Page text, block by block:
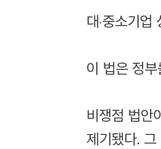
대‧중소기
이 법은 정
비쟁점 법안
제기됐다.